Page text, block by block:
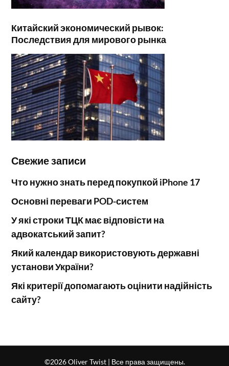
Китайский экономический рывок:
Последствия для мирового рынка
Свежие записи
Что нужно знать перед покупкой iPhone 17
Основні переваги POD-систем
У які строки ТЦК має відповісти на
адвокатський запит?
Який календар використовують державні
установи України?
Які критерії допомагають оцінити надійність
сайту?
©2026 Oliver Twist | Все права защищены.